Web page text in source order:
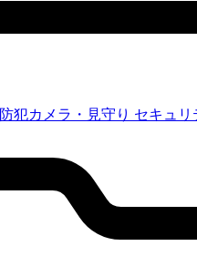
防犯カメラ・見守り セキュリ